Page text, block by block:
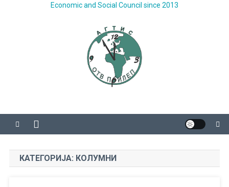
Economic and Social Council since 2013
КАТЕГОРИЈА: КОЛУМНИ